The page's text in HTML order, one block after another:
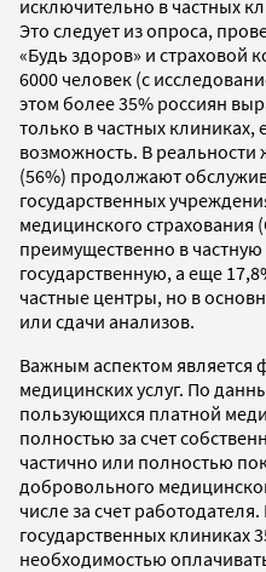
исключительно в частных
Это следует из опроса,
«Будь здоров» и страховой
6000 человек (с
этом более 35% россиян
только в частных
возможность. В
(56%) продолжают
государственных
медицинского
преимущественно в
государственную, а еще
частные центры, но в
или сдачи анализов.
Важным аспектом является
медицинских услуг. По
пользующихся платной
полностью за счет
частично или полностью
добровольного
числе за счет
государственных клиниках
необходимостью